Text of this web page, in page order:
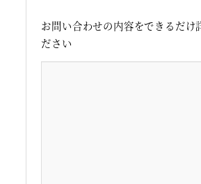
お問い合わせの内容をできるだけ
ださい